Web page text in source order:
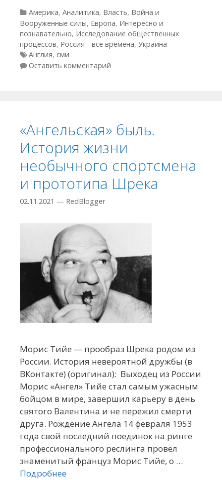
Рубрики
Америка, Аналитика, Власть, Война и
Вооруженные силы, Европа, Интересно и
познавательно, Исследование общественных
процессов, Россия - все времена, Украина
Метки
Англия, сми
Оставить комментарий
«Ангельская» быль.
История жизни
необычного спортсмена
и прототипа Шрека
02.11.2021 — RedBlogger
Морис Тийе — прообраз Шрека родом из
России. История невероятной дружбы (в
ВКонтакте) (оригинал): Выходец из России
Морис «Ангел» Тийе стал самым ужасным
бойцом в мире, завершил карьеру в день
святого Валентина и не пережил смерти
друга. Рождение Ангела 14 февраля 1953
года свой последний поединок на ринге
профессионального реслинга провёл
знаменитый француз Морис Тийе, о …
Подробнее